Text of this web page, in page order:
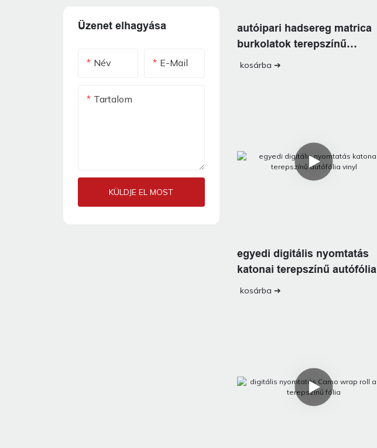
autóipari hadsereg matrica
burkolatok terepszínű
autófólia vinil
kosárba ➔
egyedi digitális nyomtatás
katonai terepszínű autófólia
vinyl
kosárba ➔
Üzenet elhagyása
Név E-Mail
Tartalom
KÜLDJE EL MOST